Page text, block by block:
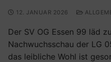
12. JANUAR 2026
Der SV OG Essen 99 läd
Nachwuchsschau der LG
das leibliche Wohl ist